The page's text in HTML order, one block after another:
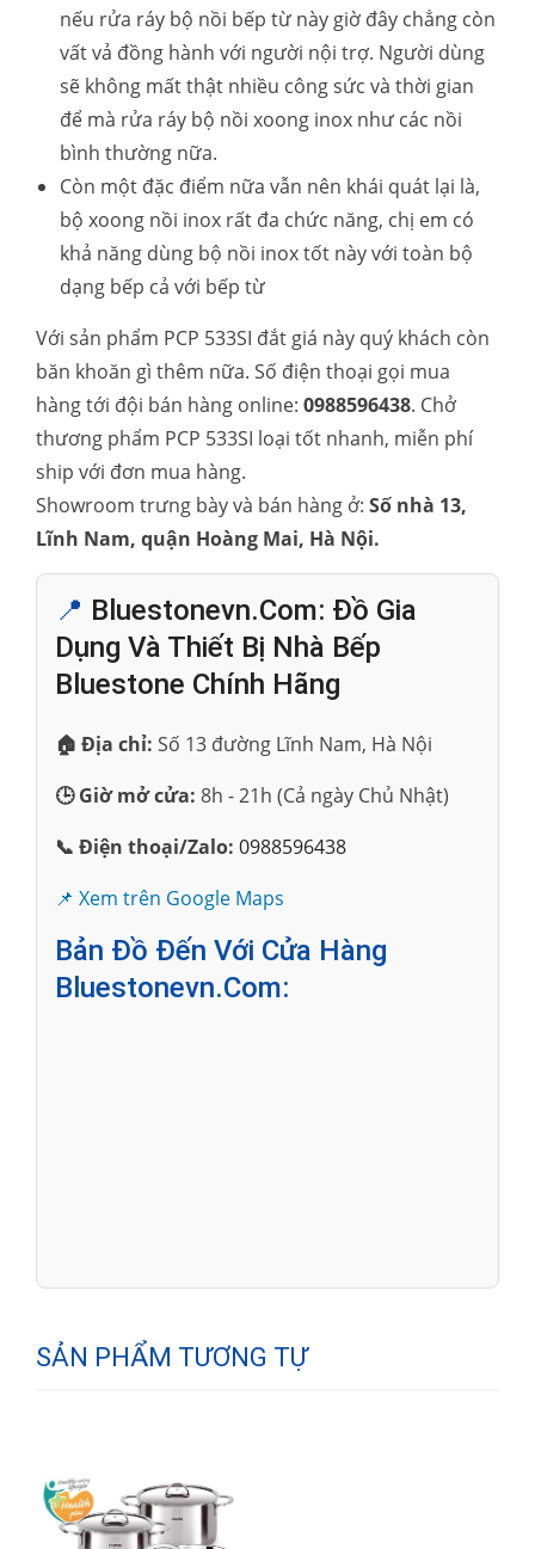
nếu rửa ráy bộ nồi bếp từ này giờ đây chẳng còn
vất vả đồng hành với người nội trợ. Người dùng
sẽ không mất thật nhiều công sức và thời gian
để mà rửa ráy bộ nồi xoong inox như các nồi
bình thường nữa.
Còn một đặc điểm nữa vẫn nên khái quát lại là,
bộ xoong nồi inox rất đa chức năng, chị em có
khả năng dùng bộ nồi inox tốt này với toàn bộ
dạng bếp cả với bếp từ
Với sản phẩm PCP 533SI đắt giá này quý khách còn
băn khoăn gì thêm nữa. Số điện thoại gọi mua
hàng tới đội bán hàng online: 0988596438. Chở
thương phẩm PCP 533SI loại tốt nhanh, miễn phí
ship với đơn mua hàng.
Showroom trưng bày và bán hàng ở: Số nhà 13,
Lĩnh Nam, quận Hoàng Mai, Hà Nội.
📍 Bluestonevn.com: Đồ Gia
Dụng Và Thiết Bị Nhà Bếp
Bluestone Chính Hãng
🏠 Địa chỉ: Số 13 đường Lĩnh Nam, Hà Nội
🕒 Giờ mở cửa: 8h - 21h (Cả ngày Chủ Nhật)
📞 Điện thoại/Zalo: 0988596438
📌 Xem trên Google Maps
Bản Đồ Đến Với Cửa Hàng
Bluestonevn.com:
SẢN PHẨM TƯƠNG TỰ